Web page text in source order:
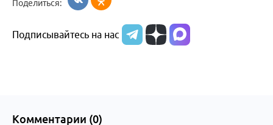
Алтайского
Поделиться:
Подписывайтесь на нас
Комментарии (0)